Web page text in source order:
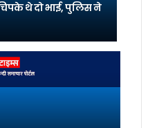
थे दो भाई, पुलिस ने